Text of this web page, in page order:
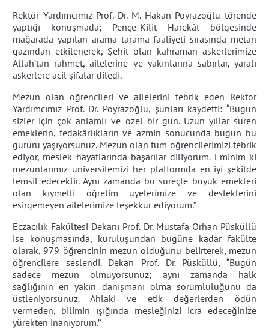
Rektör Yardımcımız Prof. Dr. M. Hakan Poyrazoğlu törende
yaptığı konuşmada; Pençe-Kilit Harekât bölgesinde
mağarada yapılan arama tarama faaliyeti sırasında metan
gazından etkilenerek, Şehit olan kahraman askerlerimize
Allah’tan rahmet, ailelerine ve yakınlarına sabırlar, yaralı
askerlere acil şifalar diledi.
Mezun olan öğrencileri ve ailelerini tebrik eden Rektör
Yardımcımız Prof. Dr. Poyrazoğlu, şunları kaydetti: “Bugün
sizler için çok anlamlı ve özel bir gün. Uzun yıllar süren
emeklerin, fedakârlıkların ve azmin sonucunda bugün bu
gururu yaşıyorsunuz. Mezun olan tüm öğrencilerimizi tebrik
ediyor, meslek hayatlarında başarılar diliyorum. Eminim ki
mezunlarımız üniversitemizi her platformda en iyi şekilde
temsil edecektir. Aynı zamanda bu süreçte büyük emekleri
olan kıymetli öğretim üyelerimize ve desteklerini
esirgemeyen ailelerimize teşekkür ediyorum.”
Eczacılık Fakültesi Dekanı Prof. Dr. Mustafa Orhan Püsküllü
ise konuşmasında, kuruluşundan bugüne kadar fakülte
olarak, 979 öğrencinin mezun olduğunu belirterek, mezun
öğrencilere seslendi. Dekan Prof. Dr. Püsküllü, “Bugün
sadece mezun olmuyorsunuz; aynı zamanda halk
sağlığının en yakın danışmanı olma sorumluluğunu da
üstleniyorsunuz. Ahlaki ve etik değerlerden ödün
vermeden, bilimin ışığında mesleğinizi icra edeceğinize
yürekten inanıyorum.”